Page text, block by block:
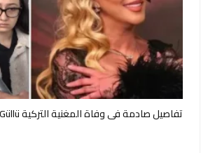
تفاصيل صادمة في وفاة المغنية التركية Güllü.. ابنتها قتلتها عمداً